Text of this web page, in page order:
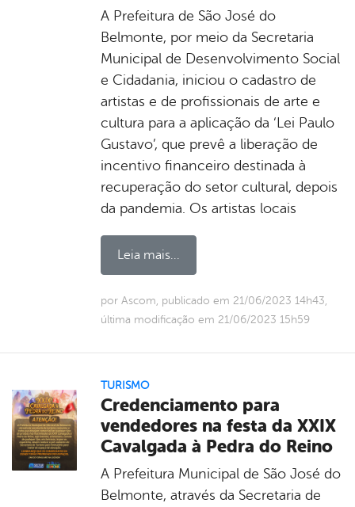
A Prefeitura de São José do
Belmonte, por meio da Secretaria
Municipal de Desenvolvimento Social
e Cidadania, iniciou o cadastro de
artistas e de profissionais de arte e
cultura para a aplicação da ‘Lei Paulo
Gustavo’, que prevê a liberação de
incentivo financeiro destinada à
recuperação do setor cultural, depois
da pandemia. Os artistas locais
Leia mais...
por Ascom, publicado em 21/06/2023 14h43,
última modificação em 21/06/2023 15h59
TURISMO
Credenciamento para
vendedores na festa da XXIX
Cavalgada à Pedra do Reino
A Prefeitura Municipal de São José do
Belmonte, através da Secretaria de